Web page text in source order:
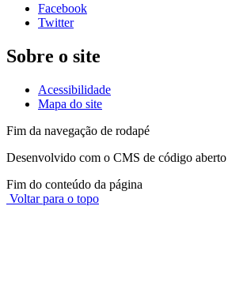
Facebook
Twitter
Sobre o site
Acessibilidade
Mapa do site
Fim da navegação de rodapé
Desenvolvido com o CMS de código aberto
Fim do conteúdo da página
Voltar para o topo